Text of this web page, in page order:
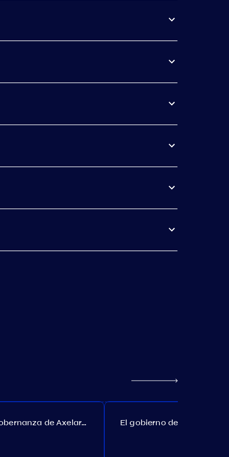
Gobernanza de Axelar. Propuesta №385